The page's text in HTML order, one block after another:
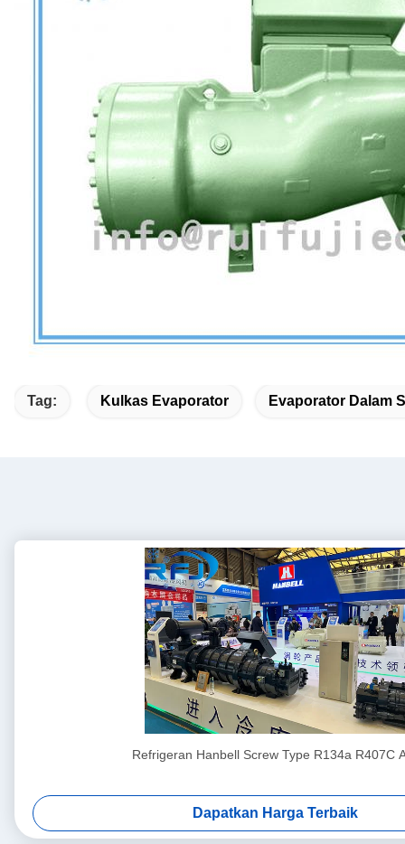
Tag: Kulkas Evaporator Evaporator Dalam
Refrigeran Hanbell Screw Type R134a R407C
Dapatkan Harga Terbaik